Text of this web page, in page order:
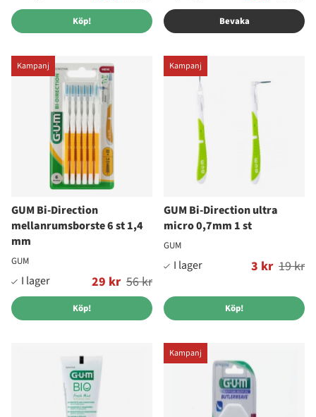
Köp! Bevaka
Kampanj
GUM Bi-Direction
mellanrumsborste 6 st 1,4
mm
GUM
29 kr
Ordinarie pris: 56 kr
Köp!
Kampanj
GUM Bi-Direction ultra
micro 0,7mm 1 st
GUM
3 kr
Ordinarie pris: 19 kr
Köp!
Kampanj